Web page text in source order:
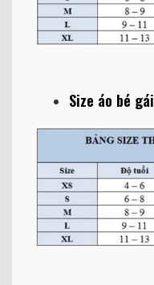
Size áo bé gái